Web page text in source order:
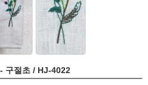
구절초 / HJ-4022